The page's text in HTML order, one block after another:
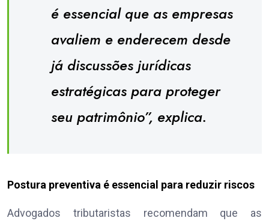
é essencial que as empresas
avaliem e enderecem desde
já discussões jurídicas
estratégicas para proteger
seu patrimônio”, explica.
Postura preventiva é essencial para reduzir riscos
Advogados tributaristas recomendam que as